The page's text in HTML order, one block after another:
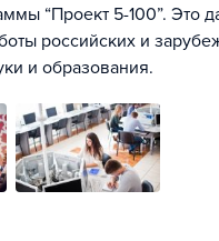
“Проект 5-100”. Это
российских и
и образования.